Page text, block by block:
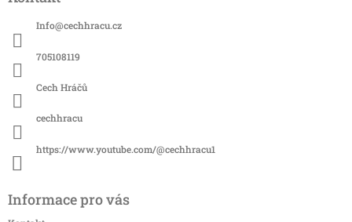
Info@cechhracu.cz
705108119
Cech Hráčů
cechhracu
https://www.youtube.com/@cechhracu1
Informace pro vás